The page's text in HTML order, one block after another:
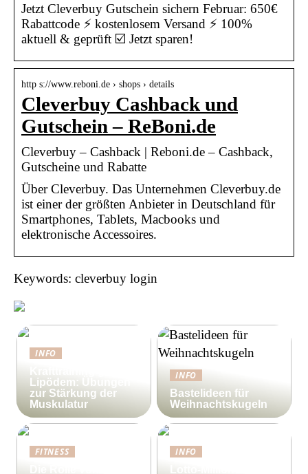
Jetzt Cleverbuy Gutschein sichern Februar: 650€
Rabattcode ⚡️ kostenlosem Versand ⚡️ 100%
aktuell & geprüft ☑️ Jetzt sparen!
http s://www.reboni.de › shops › details
Cleverbuy Cashback und
Gutschein – ReBoni.de
Cleverbuy – Cashback | Reboni.de – Cashback,
Gutscheine und Rabatte
Über Cleverbuy. Das Unternehmen Cleverbuy.de
ist einer der größten Anbieter in Deutschland für
Smartphones, Tablets, Macbooks und
elektronische Accessoires.
Keywords: cleverbuy login
INFO
Lipödem: Übungen
zur Stärkung der
Muskulatur
INFO
Bastelideen für
Weihnachtskugeln
FITNESS INFO